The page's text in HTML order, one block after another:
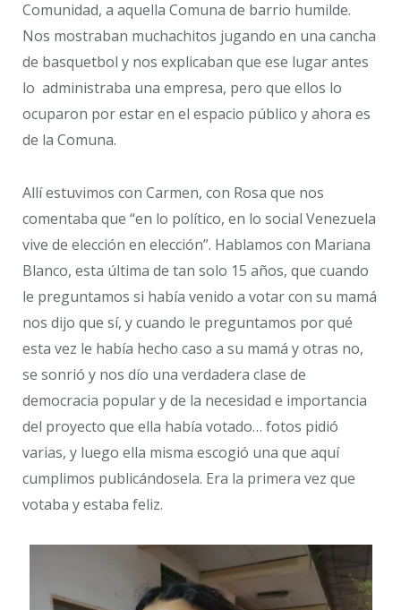
Comunidad, a aquella Comuna de barrio humilde.
Nos mostraban muchachitos jugando en una cancha
de basquetbol y nos explicaban que ese lugar antes
lo administraba una empresa, pero que ellos lo
ocuparon por estar en el espacio público y ahora es
de la Comuna.
Allí estuvimos con Carmen, con Rosa que nos
comentaba que “en lo político, en lo social Venezuela
vive de elección en elección”. Hablamos con Mariana
Blanco, esta última de tan solo 15 años, que cuando
le preguntamos si había venido a votar con su mamá
nos dijo que sí, y cuando le preguntamos por qué
esta vez le había hecho caso a su mamá y otras no,
se sonrió y nos dío una verdadera clase de
democracia popular y de la necesidad e importancia
del proyecto que ella había votado… fotos pidió
varias, y luego ella misma escogió una que aquí
cumplimos publicándosela. Era la primera vez que
votaba y estaba feliz.